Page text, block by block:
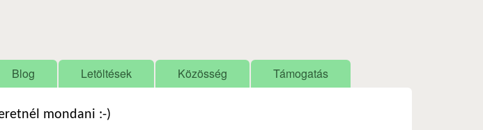
Blog Letöltések Közösség Támogatás
mondani :-)